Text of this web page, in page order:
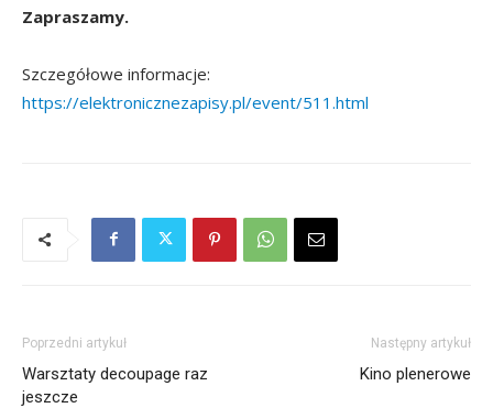
Zapraszamy.
Szczegółowe informacje:
https://elektronicznezapisy.pl/event/511.html
Poprzedni artykuł
Warsztaty decoupage raz
jeszcze
Następny artykuł
Kino plenerowe